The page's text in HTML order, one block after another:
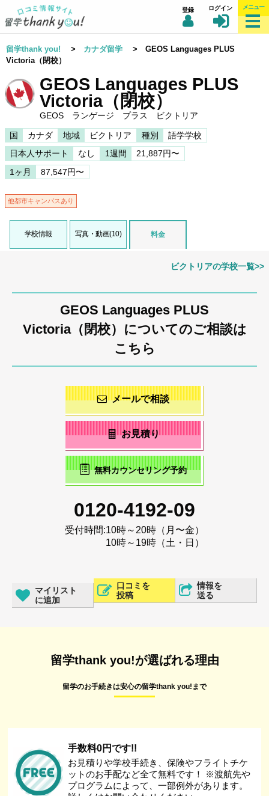
登録 ログイン メニュー
留学thank you! > カナダ留学 > GEOS Languages PLUS
Victoria（閉校）
GEOS Languages PLUS
Victoria（閉校）
GEOS ランゲージ プラス ビクトリア
国 カナダ 地域 ビクトリア 種別
語学学校
日本人サポート
なし 1週間
21,887円〜
1ヶ月
87,547円〜
他都市キャンパスあり
学校情報 写真・動画(10) 料金
ビクトリアの学校一覧>>
GEOS Languages PLUS
Victoria（閉校）についてのご相談は
こちら
メールで相談
お見積り
無料カウンセリング予約
0120-4192-09
受付時間:10時～20時（月〜金）
10時～19時（土・日）
マイリスト
に追加
口コミを
投稿
情報を
送る
留学thank you!が選ばれる理由
留学のお手続きは安心の留学thank you!まで
手数料0円です!!
お見積りや学校手続き、保険やフライトチケ
ットのお手配など全て無料です！ ※渡航先や
プログラムによって、一部例外があります。